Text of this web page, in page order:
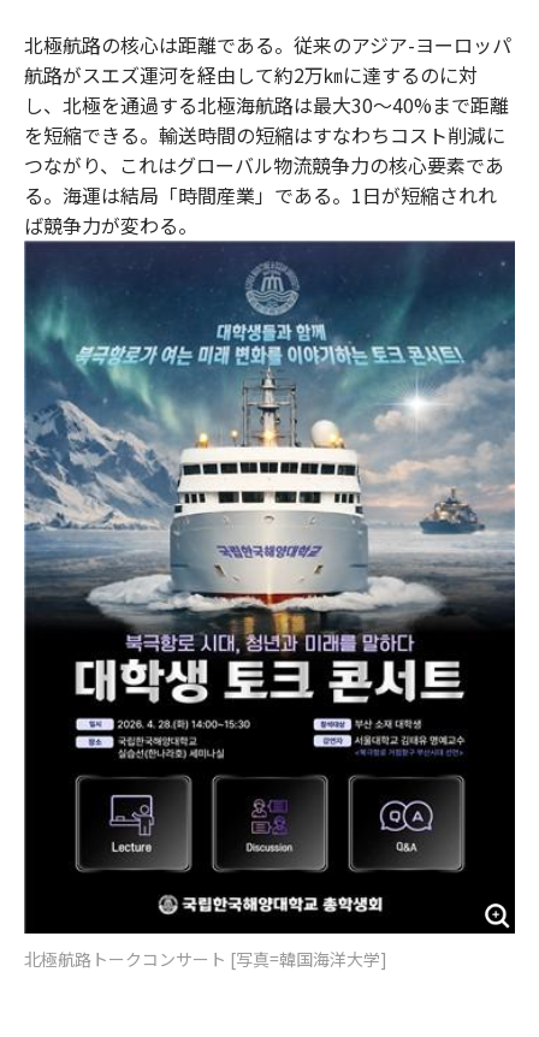
北極航路の核心は距離である。従来のアジア-ヨーロッパ
航路がスエズ運河を経由して約2万㎞に達するのに対
し、北極を通過する北極海航路は最大30～40%まで距離
を短縮できる。輸送時間の短縮はすなわちコスト削減に
つながり、これはグローバル物流競争力の核心要素であ
る。海運は結局「時間産業」である。1日が短縮されれ
ば競争力が変わる。
北極航路トークコンサート [写真=韓国海洋大学]